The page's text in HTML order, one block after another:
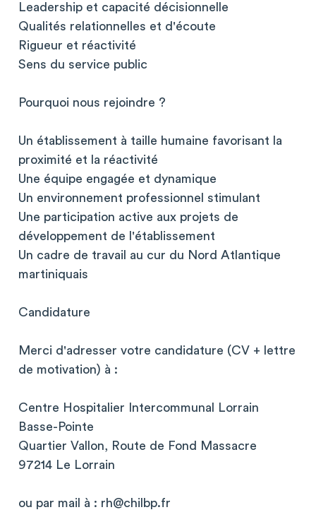
Leadership et capacité décisionnelle
Qualités relationnelles et d'écoute
Rigueur et réactivité
Sens du service public
Pourquoi nous rejoindre ?
Un établissement à taille humaine favorisant la
proximité et la réactivité
Une équipe engagée et dynamique
Un environnement professionnel stimulant
Une participation active aux projets de
développement de l'établissement
Un cadre de travail au cur du Nord Atlantique
martiniquais
Candidature
Merci d'adresser votre candidature (CV + lettre
de motivation) à :
Centre Hospitalier Intercommunal Lorrain
Basse-Pointe
Quartier Vallon, Route de Fond Massacre
97214 Le Lorrain
ou par mail à : rh@chilbp.fr